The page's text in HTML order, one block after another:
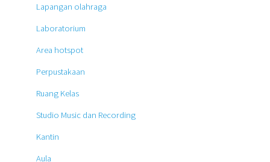
Lapangan olahraga
Laboratorium
Area hotspot
Perpustakaan
Ruang Kelas
Studio Music dan Recording
Kantin
Aula